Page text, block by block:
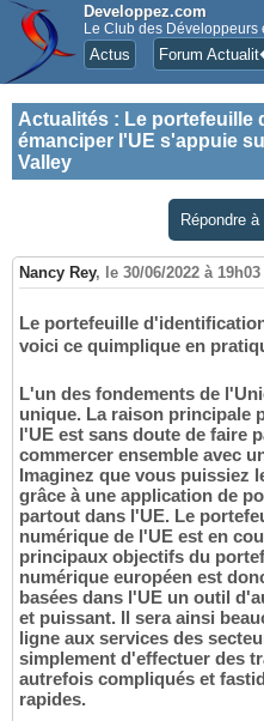
Developpez.com
Le Club des Développeurs
Actus Forum
Actualités : Le portefeuille
émanciper l'UE s'appuie
Valley
Répondre
Nancy Rey, le 30/06/2022 à 19h03
Le portefeuille
voici ce quimplique en
L'un des fondements de
unique. La raison principale
l'UE est sans doute de faire
commercer ensemble avec
Imaginez que vous puissiez
grâce à une application de
partout dans l'UE. Le
numérique de l'UE est en
principaux objectifs du
numérique européen est
basées dans l'UE un outil
et puissant. Il sera ainsi
ligne aux services des
simplement d'effectuer des
autrefois compliqués et
rapides.